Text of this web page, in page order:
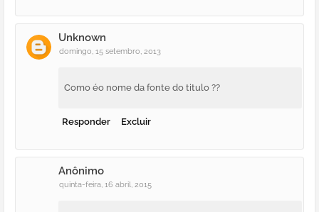
Unknown
domingo, 15 setembro, 2013
Como éo nome da fonte do titulo ??
Responder Excluir
Anônimo
quinta-feira, 16 abril, 2015